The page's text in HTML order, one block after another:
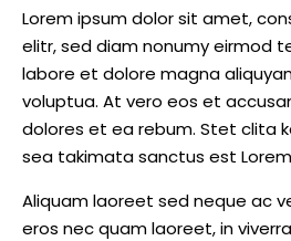
Lorem ipsum dolor sit amet,
elitr, sed diam nonumy eirmod
labore et dolore magna
voluptua. At vero eos et
dolores et ea rebum. Stet clita
sea takimata sanctus est
Aliquam laoreet sed neque ac
eros nec quam laoreet, in